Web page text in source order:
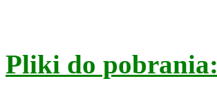
Pliki do pobrania: